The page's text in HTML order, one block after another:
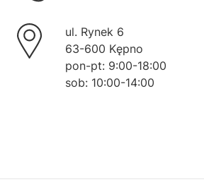
ul. Rynek 6
63-600 Kępno
pon-pt: 9:00-18:00
sob: 10:00-14:00